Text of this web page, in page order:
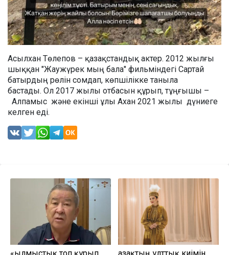
Асылхан Төлепов – қазақстандық актер. 2012 жылғы
шыққан "Жаужүрек мың бала" фильміндегі Сартай
батырдың рөлін сомдап, көпшілікке таныла
бастады. Ол 2017 жылы отбасын құрып, тұңғышы –
Алпамыс және екінші ұлы Ахан 2021 жылы дүниеге
келген еді.